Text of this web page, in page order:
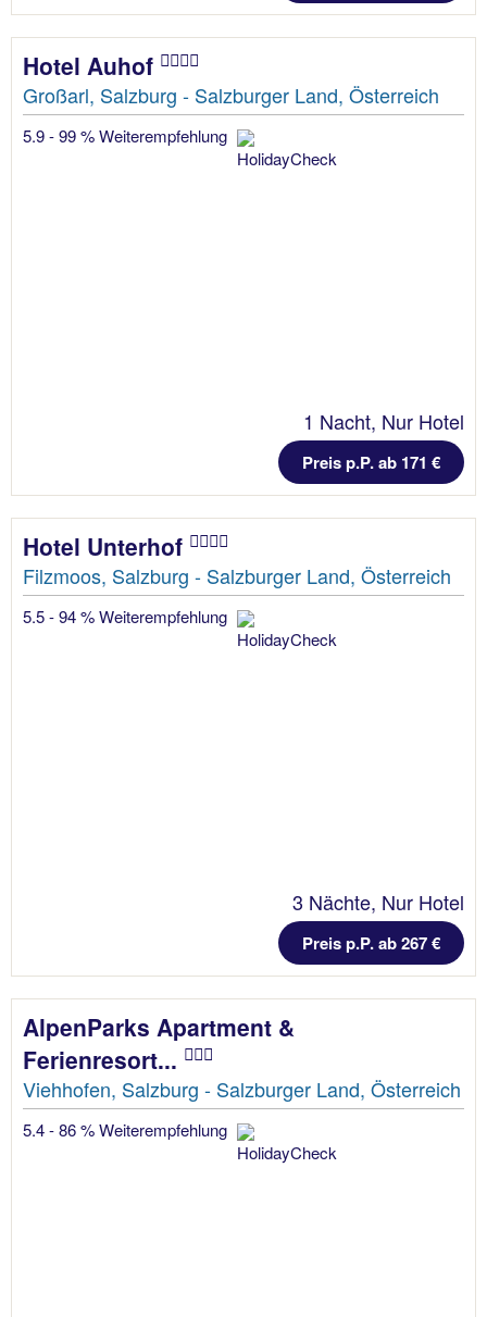
Hotel Auhof
Großarl, Salzburg - Salzburger Land, Österreich
5.9 - 99 % Weiterempfehlung
1 Nacht, Nur Hotel
Preis p.P. ab 171 €
Hotel Unterhof
Filzmoos, Salzburg - Salzburger Land, Österreich
5.5 - 94 % Weiterempfehlung
3 Nächte, Nur Hotel
Preis p.P. ab 267 €
AlpenParks Apartment &
Ferienresort...
Viehhofen, Salzburg - Salzburger Land, Österreich
5.4 - 86 % Weiterempfehlung